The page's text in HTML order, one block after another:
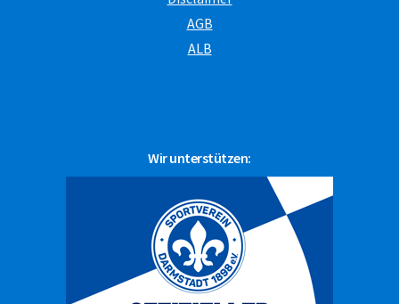
Wir unterstützen:
AGB
ALB